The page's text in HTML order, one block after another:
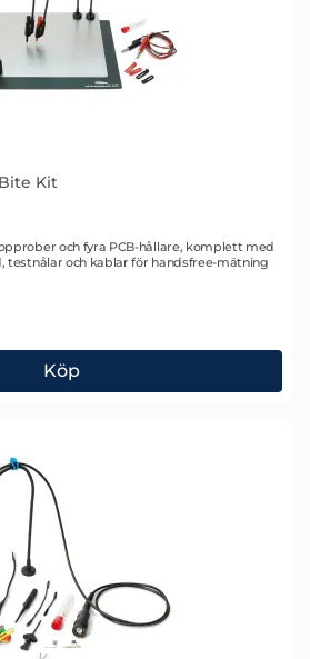
Kit
och fyra PCB-hållare, komplett med
testnålar och kablar för handsfree-mätning
Köp
6012 PCBite Kit